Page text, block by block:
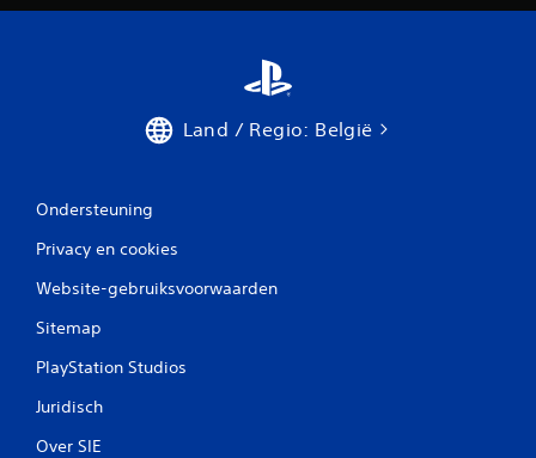
Land / Regio: België
Ondersteuning
Privacy en cookies
Website-gebruiksvoorwaarden
Sitemap
PlayStation Studios
Juridisch
Over SIE